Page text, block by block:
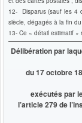
12- Disparus (sauf les 4
siècle, dégagés à la fin
13- Ce « détail estimatif »
Délibération par
du 17 octobre
exécutés par
l’article 279 de